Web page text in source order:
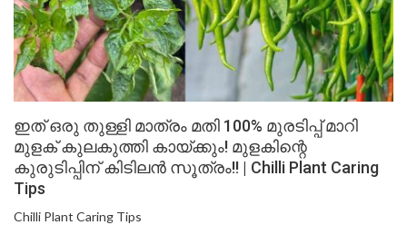
ഇത് ഒരു തുള്ളി മാത്രം മതി 100% മുരടിപ്പ് മാറി
മുളക് കുലകുത്തി കായ്ക്കും! മുളകിന്റെ
കുരുടിപ്പിന് കിടിലൻ സൂത്രം!! | Chilli Plant Caring
Tips
Chilli Plant Caring Tips